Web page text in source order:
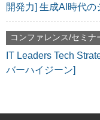
開発力] 生成AI時代の
コンファレンス/セミナ
IT Leaders Tech
バーハイジーン]